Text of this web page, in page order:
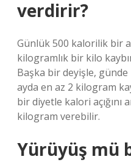
verdirir?
Günlük 500 kalorilik bir
kilogramlık bir kilo
Başka bir deyişle,
ayda en az 2 kilogram
bir diyetle kalori açığını
kilogram verebilir.
Yürüyüş mü